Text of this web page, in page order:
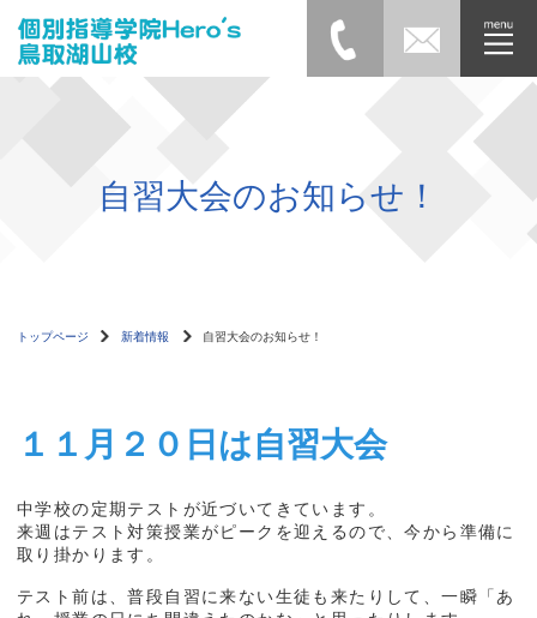
自習大会のお知らせ！
トップページ 新着情報 自習大会のお知らせ！
１１月２０日は自習大会
中学校の定期テストが近づいてきています。
来週はテスト対策授業がピークを迎えるので、今から準備に
取り掛かります。
テスト前は、普段自習に来ない生徒も来たりして、一瞬「あ